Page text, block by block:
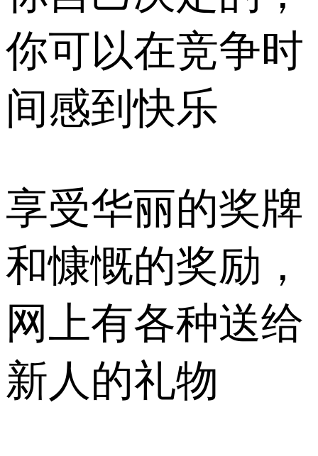
你可以在竞争时
间感到快乐
享受华丽的奖牌
和慷慨的奖励，
网上有各种送给
新人的礼物